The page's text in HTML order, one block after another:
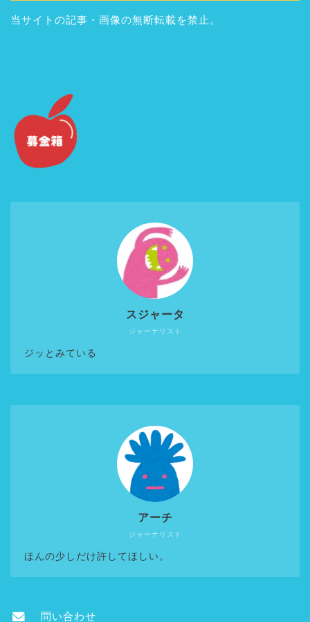
当サイトの記事・画像の無断転載を禁止。
ジャーナリスト
スジャータ
ジッとみている
ジャーナリスト
アーチ
ほんの少しだけ許してほしい。
問い合わせ